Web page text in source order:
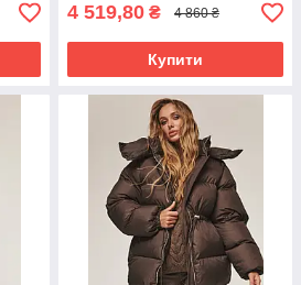
4 519,80 ₴ 4 860 ₴
Купити